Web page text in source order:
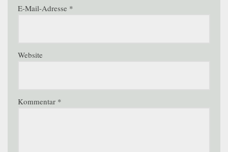
E-Mail-Adresse *
Website
Kommentar *